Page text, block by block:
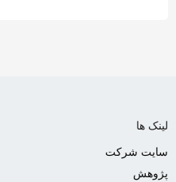
لینک ها
سایت شرکت
پژوهش